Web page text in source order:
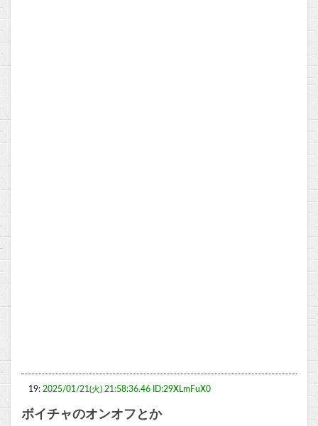
19: 2025/01/21(火) 21:58:36.46 ID:29XLmFuX0
ボイチャのオンオフとか